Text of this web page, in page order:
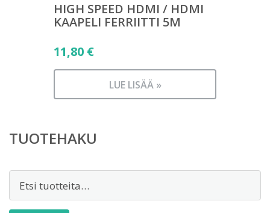
HIGH SPEED HDMI / HDMI
KAAPELI FERRIITTI 5M
11,80 €
LUE LISÄÄ »
TUOTEHAKU